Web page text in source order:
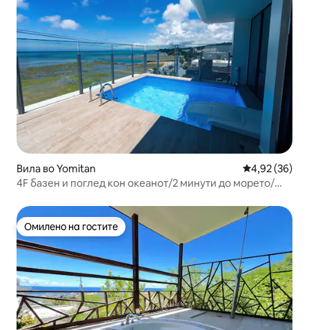
Вила во Yomitan Просечна
4,92 (36)
4F базен и поглед кон океанот/2 минути до морето/
Омилено на гостите
Омилено на гостите